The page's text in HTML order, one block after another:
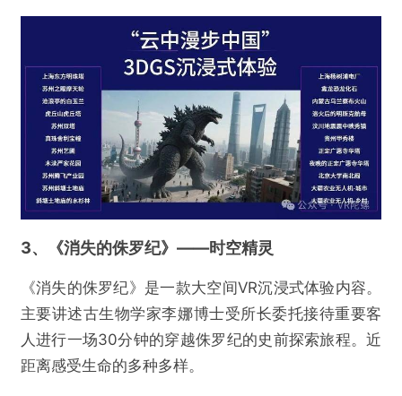
3、《消失的侏罗纪》——时空精灵
《消失的侏罗纪》是一款大空间VR沉浸式体验内容。
主要讲述古生物学家李娜博士受所长委托接待重要客
人进行一场30分钟的穿越侏罗纪的史前探索旅程。近
距离感受生命的多种多样。